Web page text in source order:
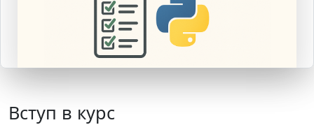
Вступ в курс